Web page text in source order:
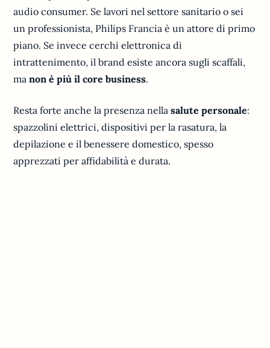
audio consumer. Se lavori nel settore sanitario o sei
un professionista, Philips Francia è un attore di primo
piano. Se invece cerchi elettronica di
intrattenimento, il brand esiste ancora sugli scaffali,
manon è più il core business.
Resta forte anche la presenza nellasalute personale:
spazzolini elettrici, dispositivi per la rasatura, la
depilazione e il benessere domestico, spesso
apprezzati per affidabilità e durata.